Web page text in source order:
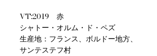
VT:2019 赤
シャトー・オルム・ド・ペズ
生産地：フランス、ボルドー地方、
サンテステフ村